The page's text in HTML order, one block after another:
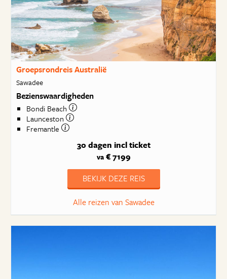
Groepsrondreis Australië
Sawadee
Bezienswaardigheden
Bondi Beach
Launceston
Fremantle
30 dagen incl ticket
va€ 7199
BEKIJK DEZE REIS
Alle reizen van Sawadee